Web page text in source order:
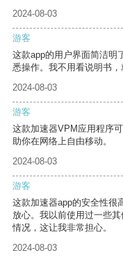
2024-08-03
游客
这款app的用户界面简洁明
悉操作。我不用看说明书，
2024-08-03
游客
这款加速器VPM应用程序
助你在网络上自由移动。
2024-08-03
游客
这款加速器app的安全性很
放心。我以前使用过一些
情况，这让我非常担心。
2024-08-03